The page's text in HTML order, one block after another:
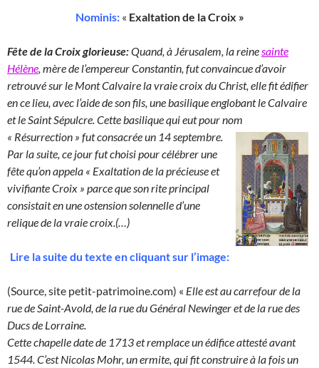
Nominis:« Exaltation de la Croix »
Fête de la Croix glorieuse:Quand, à Jérusalem, la reinesainte
Hélène, mère de l’empereur Constantin, fut convaincue d’avoir
retrouvé sur le Mont Calvaire la vraie croix du Christ, elle fit édifier
en ce lieu, avec l’aide de son fils, une basilique englobant le Calvaire
et le Saint Sépulcre. Cette basilique qui eut pour nom
« Résurrection » fut consacrée un 14 septembre.
Par la suite, ce jour fut choisi pour célébrer une
fête qu’on appela « Exaltation de la précieuse et
vivifiante Croix » parce que son rite principal
consistait en une ostension solennelle d’une
relique de la vraie croix.(…)
Lire la suite du texte en cliquant sur l’image:
(Source, site petit-patrimoine.com) « Elle est au carrefour de la
rue de Saint-Avold, de la rue du Général Newinger et de la rue des
Ducs de Lorraine.
Cette chapelle date de 1713 et remplace un édifice attesté avant
1544. C’est Nicolas Mohr, un ermite, qui fit construire à la fois un